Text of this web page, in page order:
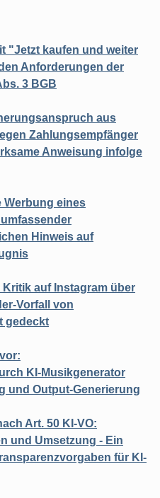
"Jetzt kaufen und weiter
Anforderungen der
3 BGB
aus
Zahlungsempfänger
Anweisung infolge
Werbung eines
Hinweis auf
auf Instagram über
Vorfall von
gedeckt
KI-Musikgenerator
und Output-Generierung
Art. 50 KI-VO:
und Umsetzung - Ein
für KI-